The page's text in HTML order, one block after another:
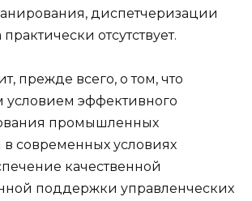
диспетчеризации
отсутствует.
прежде всего, о том, что
эффективного
промышленных
современных условиях
качественной
поддержки управленческих